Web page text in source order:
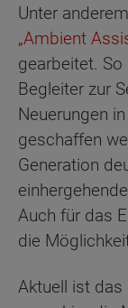
Unter
„Ambient
gearbeitet.
Begleiter zur
Neuerungen
geschaffen
Generation
Auch für das
die
Aktuell ist das